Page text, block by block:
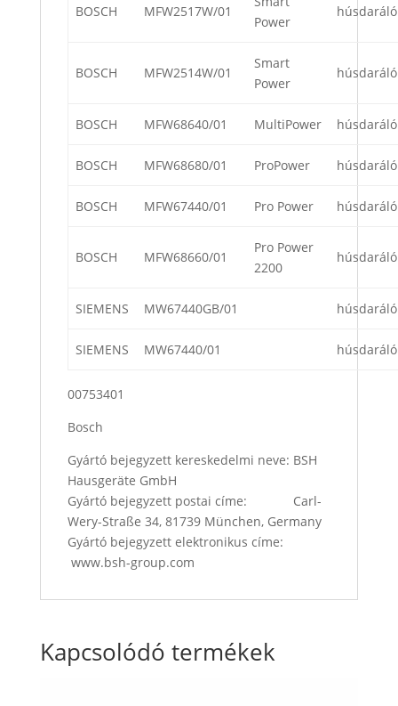
BOSCH MFW2517W/01
Power
húsdaráló
BOSCH MFW2514W/01
Smart
Power
húsdaráló
BOSCH MFW68640/01 MultiPower húsdaráló
BOSCH MFW68680/01 ProPower húsdaráló
BOSCH MFW67440/01 Pro Power húsdaráló
BOSCH MFW68660/01
Pro Power
2200
húsdaráló
SIEMENS MW67440GB/01 húsdaráló
SIEMENS MW67440/01 húsdaráló
00753401
Bosch
Gyártó bejegyzett kereskedelmi neve: BSH
Hausgeräte GmbH
Gyártó bejegyzett postai címe: Carl-
Wery-Straße 34, 81739 München, Germany
Gyártó bejegyzett elektronikus címe:
www.bsh-group.com
Kapcsolódó termékek